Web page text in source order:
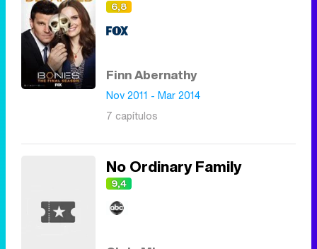
6,8
Finn Abernathy
Nov 2011 - Mar 2014
7 capítulos
No Ordinary Family
9,4